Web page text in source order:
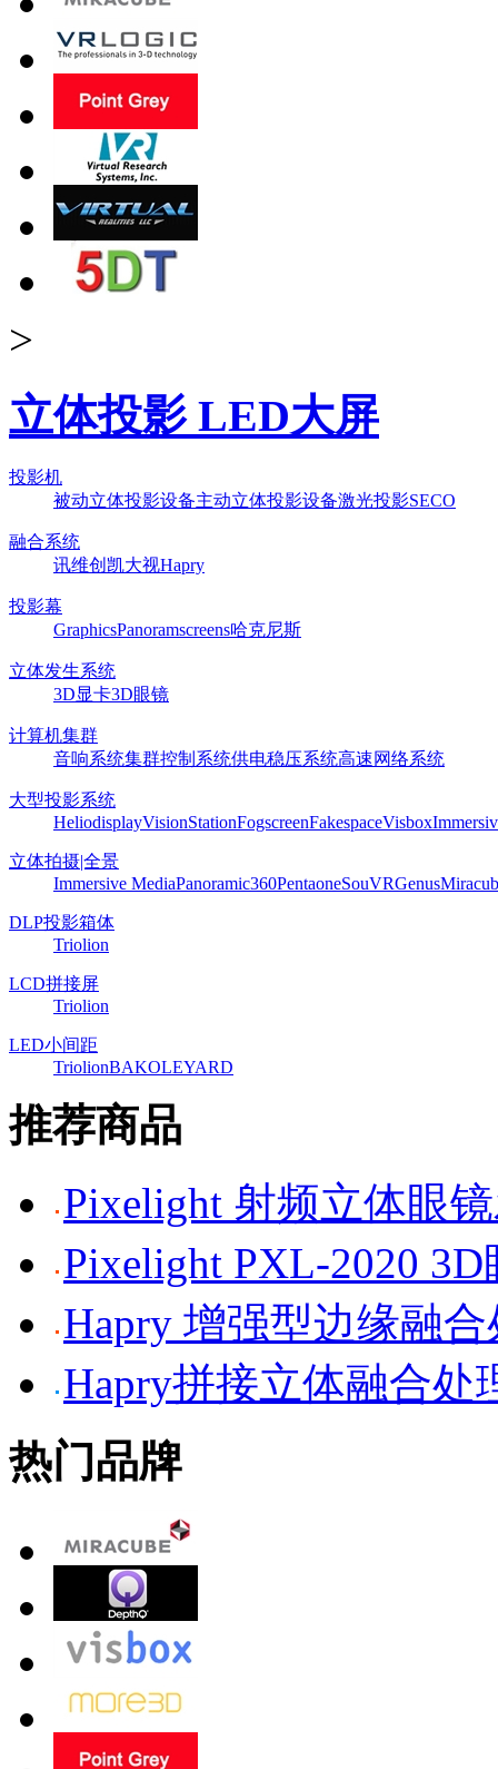
>
立体投影 LED大屏
投影机
被动立体投影设备主动立体投影设备激光投影SECO
融合系统
讯维创凯大视Hapry
投影幕
GraphicsPanoramscreens哈克尼斯
立体发生系统
3D显卡3D眼镜
计算机集群
音响系统集群控制系统供电稳压系统高速网络系统
大型投影系统
HeliodisplayVisionStationFogscreenFakespaceVisbox
立体拍摄|全景
Immersive MediaPanoramic360PentaoneSouVRGenus
DLP投影箱体
Triolion
LCD拼接屏
Triolion
LED小间距
TriolionBAKOLEYARD
推荐商品
Pixelight 射频立体眼
Pixelight PXL-2020 3D
Hapry 增强型边缘融
Hapry拼接立体融合处
热门品牌